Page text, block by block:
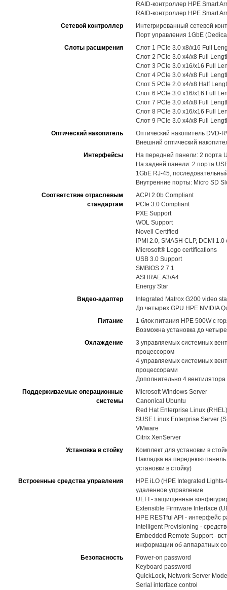
RAID-контроллер HPE Smart
RAID-контроллер HPE Smart
Сетевой контроллер
Интегрированный сетевой
Порт управления 1GbE
Слоты расширения
Слот 1 PCIe 3.0 x8/x16 Full
Слот 2 PCIe 3.0 x4/x8 Full
Слот 3 PCIe 3.0 x16/x16 Full
Слот 4 PCIe 3.0 x4/x8 Full
Слот 5 PCIe 2.0 x4/x8 Half
Слот 6 PCIe 3.0 x16/x16 Full
Слот 7 PCIe 3.0 x4/x8 Full
Слот 8 PCIe 3.0 x16/x16 Full
Слот 9 PCIe 3.0 x4/x8 Full
Оптический накопитель
Оптический накопитель DVD-
Внешний оптический
Интерфейсы
На передней панели: 2 порта
На задней панели: 2 порта
1GbE RJ-45,
Внутренние порты: Micro SD
Соответствие отраслевым
стандартам
ACPI 2.0b Compliant
PCIe 3.0 Compliant
PXE Support
WOL Support
Novell Certified
IPMI 2.0, SMASH CLP, DCMI
Microsoft® Logo certifications
USB 3.0 Support
SMBIOS 2.7.1
ASHRAE A3/A4
Energy Star
Видео-адаптер
Integrated Matrox G200 video
До четырех GPU HPE NVIDIA
Питание
1 блок питания HPE 500W с
Возможна установка до
Охлаждение
3 управляемых системных
процессором
4 управляемых системных
процессорами
Дополнительно 4
Поддерживаемые операционные
системы
Microsoft Windows Server
Canonical Ubuntu
Red Hat Enterprise Linux (RHEL)
SUSE Linux Enterprise Server
VMware
Citrix XenServer
Установка в стойку
Комплект для установки в
Накладка на переднюю
установки в стойку)
Встроенные средства управления
HPE iLO (HPE Integrated
удаленное управление
UEFI - защищенные
Extensible Firmware Interface
HPE RESTful API - интерфейс
Intelligent Provisioning -
Embedded Remote Support -
информации об аппаратных
Безопасность
Power-on password
Keyboard password
QuickLock, Network Server Mode
Serial interface control